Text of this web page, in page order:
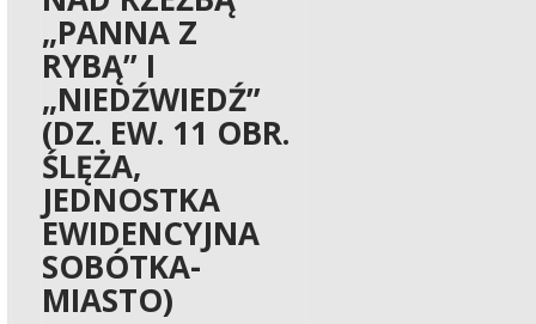
„PANNA Z
RYBĄ” I
„NIEDŹWIEDŹ”
(DZ. EW. 11 OBR.
ŚLĘŻA,
JEDNOSTKA
EWIDENCYJNA
SOBÓTKA-
MIASTO)